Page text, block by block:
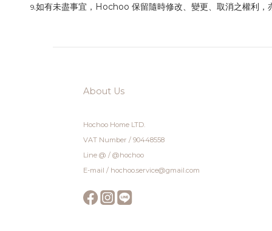
9.如有未盡事宜，Hochoo 保留隨時修改、變更、取消之權利，
About Us
Hochoo Home LTD.
VAT Number / 90448558
Line @ / @hochoo
E-mail / hochoo.service@gmail.com